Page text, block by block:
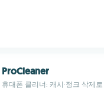
ProCleaner
휴대폰 클리너: 캐시·정크 삭제